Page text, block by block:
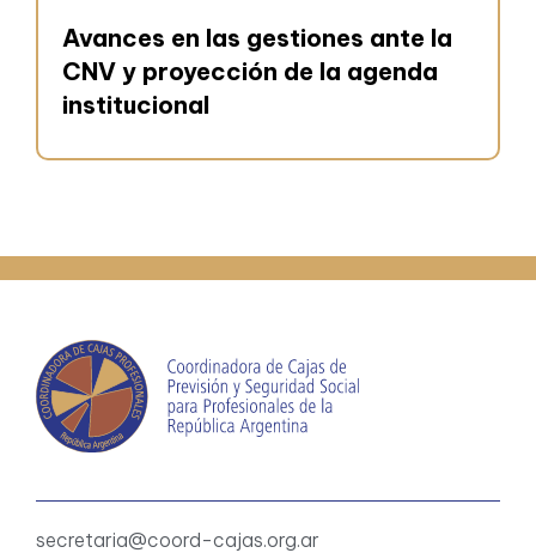
Avances en las gestiones ante la
CNV y proyección de la agenda
institucional
secretaria@coord-cajas.org.ar